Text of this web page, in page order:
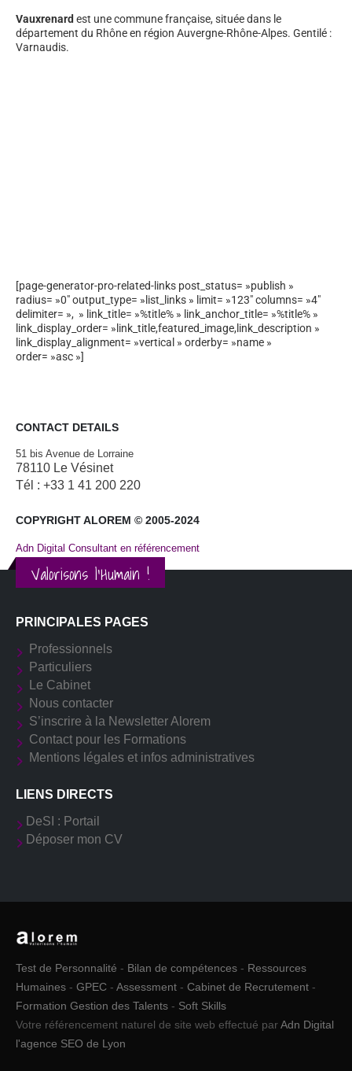
Vauxrenard est une commune française, située dans le
département du Rhône en région Auvergne-Rhône-Alpes. Gentilé :
Varnaudis.
[page-generator-pro-related-links post_status= »publish »
radius= »0″ output_type= »list_links » limit= »123″ columns= »4″
delimiter= », » link_title= »%title% » link_anchor_title= »%title% »
link_display_order= »link_title,featured_image,link_description »
link_display_alignment= »vertical » orderby= »name »
order= »asc »]
CONTACT DETAILS
51 bis Avenue de Lorraine
78110 Le Vésinet
Tél : +33 1 41 200 220
COPYRIGHT ALOREM © 2005-2024
Adn Digital Consultant en référencement
Valorisons l'Humain !
PRINCIPALES PAGES
Professionnels
Particuliers
Le Cabinet
Nous contacter
S’inscrire à la Newsletter Alorem
Contact pour les Formations
Mentions légales et infos administratives
LIENS DIRECTS
DeSI : Portail
Déposer mon CV
Test de Personnalité - Bilan de compétences - Ressources
Humaines - GPEC - Assessment - Cabinet de Recrutement -
Formation Gestion des Talents - Soft Skills
Votre référencement naturel de site web effectué parAdn Digital
l'agence SEO de Lyon